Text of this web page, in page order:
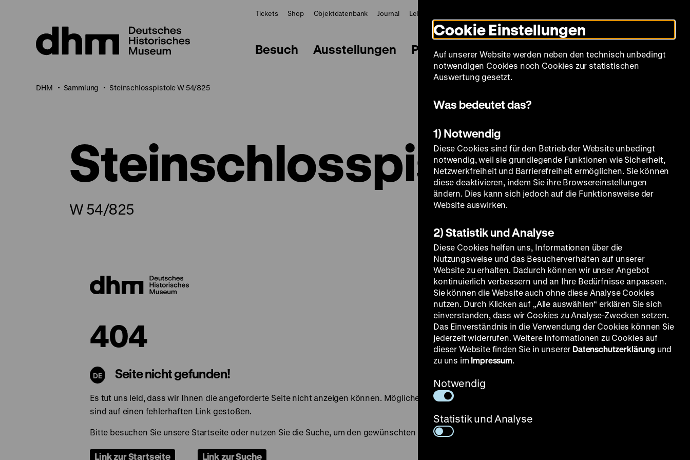
Seiteninhalt
springen
Tickets Shop Objektdatenbank Journal LeMO
Modus
umschalten
zum
Deutschen
Historischen
in
Deutscher
zum
Deutschen
Historischen
in
Leichter
Besuch Ausstellungen Programm Sammlung Bildung Museum
DHM Sammlung Steinschlosspistole W 54/825
Steinschlosspistole
W 54/825
Cookie Einstellungen
Auf unserer Website werden neben den technisch unbedingt
notwendigen Cookies noch Cookies zur statistischen
Auswertung gesetzt.
Was bedeutet das?
1) Notwendig
Diese Cookies sind für den Betrieb der Website unbedingt
notwendig, weil sie grundlegende Funktionen wie Sicherheit,
Netzwerkfreiheit und Barrierefreiheit ermöglichen. Sie können
diese deaktivieren, indem Sie ihre Browsereinstellungen
ändern. Dies kann sich jedoch auf die Funktionsweise der
Website auswirken.
2) Statistik und Analyse
Diese Cookies helfen uns, Informationen über die
Nutzungsweise und das Besucherverhalten auf unserer
Website zu erhalten. Dadurch können wir unser Angebot
kontinuierlich verbessern und an Ihre Bedürfnisse anpassen.
Sie können die Website auch ohne diese Analyse Cookies
nutzen. Durch Klicken auf „Alle auswählen“ erklären Sie sich
einverstanden, dass wir Cookies zu Analyse-Zwecken setzen.
Das Einverständnis in die Verwendung der Cookies können Sie
jederzeit widerrufen. Weitere Informationen zu Cookies auf
dieser Website finden Sie in unserer Datenschutzerklärung und
zu uns im Impressum.
Notwendig
Statistik und Analyse